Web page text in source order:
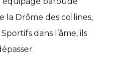
Drôme des collines,
dans l’âme, ils